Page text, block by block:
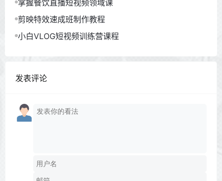
掌握餐饮直播短视频领域课
剪映特效速成班制作教程
小白VLOG短视频训练营课程
发表评论